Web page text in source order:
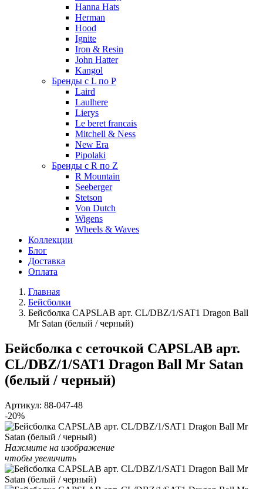
Hanna Hats
Herman
Hood
Ignite
Iron & Resin
John Hatter
Kangol
Бренды с L по P
Laird
Laulhere
Lierys
Le beret francais
Mitchell & Ness
New Era
Pipolaki
Бренды с R по Z
R Mountain
Seeberger
Stetson
Von Dutch
Wigens
Wheels & Waves
Коллекции
Блог
Доставка
Оплата
Главная
Бейсболки
Бейсболка CAPSLAB арт. CL/DBZ/1/SAT1 Dragon Ball
Mr Satan (белый / черный)
Бейсболка с сеточкой CAPSLAB арт.
CL/DBZ/1/SAT1 Dragon Ball Mr Satan
(белый / черный)
Артикул: 88-047-48
-20%
Нажмите на изображение
чтобы увеличить